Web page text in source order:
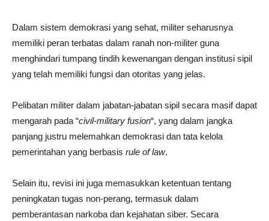
Dalam sistem demokrasi yang sehat, militer seharusnya
memiliki peran terbatas dalam ranah non-militer guna
menghindari tumpang tindih kewenangan dengan institusi sipil
yang telah memiliki fungsi dan otoritas yang jelas.
Pelibatan militer dalam jabatan-jabatan sipil secara masif dapat
mengarah pada “civil-military fusion“, yang dalam jangka
panjang justru melemahkan demokrasi dan tata kelola
pemerintahan yang berbasis rule of law.
Selain itu, revisi ini juga memasukkan ketentuan tentang
peningkatan tugas non-perang, termasuk dalam
pemberantasan narkoba dan kejahatan siber. Secara